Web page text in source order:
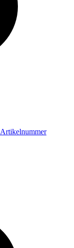
Artikelnummer